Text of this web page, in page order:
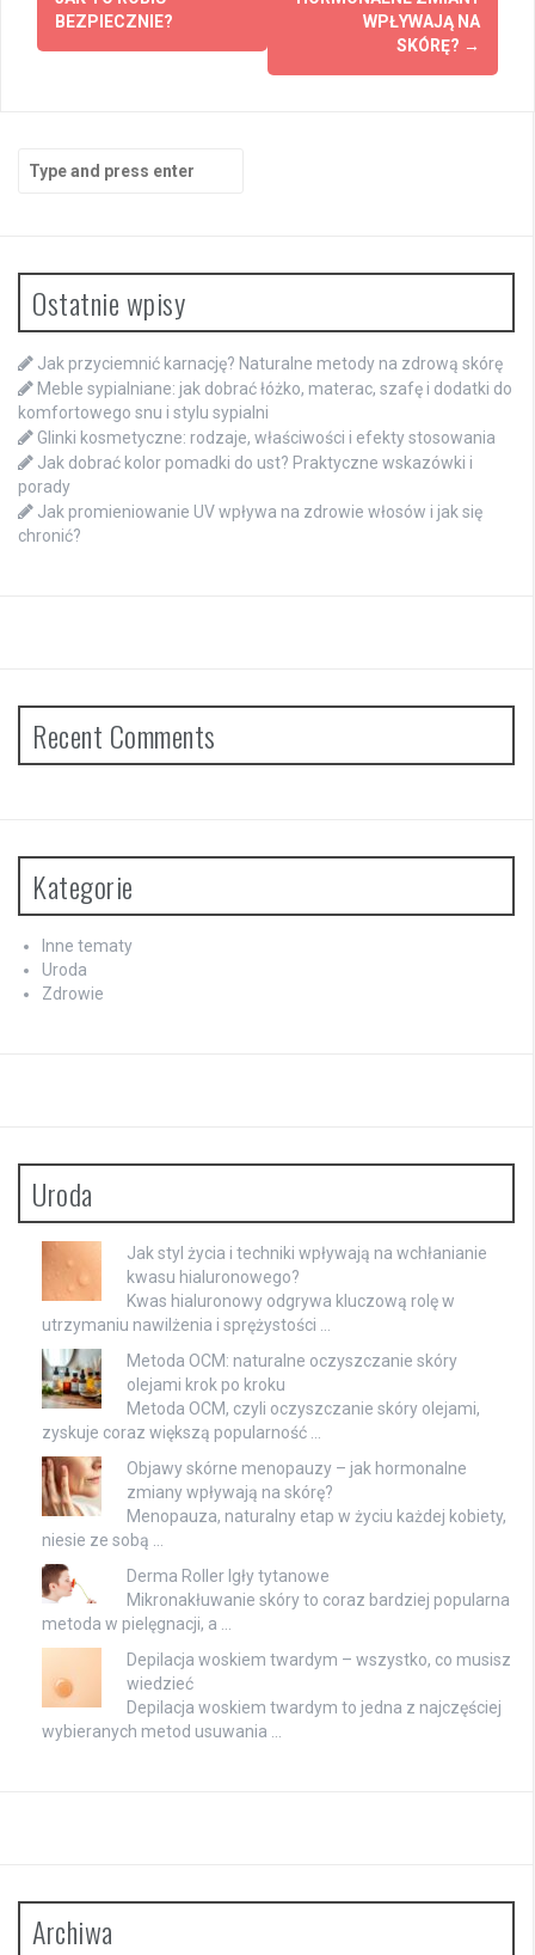
BEZPIECZNIE?
WPŁYWAJĄ NA
SKÓRĘ? →
for:
Ostatnie wpisy
Jak przyciemnić karnację? Naturalne metody na zdrową skórę
Meble sypialniane: jak dobrać łóżko, materac, szafę i dodatki do
komfortowego snu i stylu sypialni
Glinki kosmetyczne: rodzaje, właściwości i efekty stosowania
Jak dobrać kolor pomadki do ust? Praktyczne wskazówki i
porady
Jak promieniowanie UV wpływa na zdrowie włosów i jak się
chronić?
Recent Comments
Kategorie
Inne tematy
Uroda
Zdrowie
Uroda
Jak styl życia i techniki wpływają na wchłanianie
kwasu hialuronowego?
Kwas hialuronowy odgrywa kluczową rolę w
utrzymaniu nawilżenia i sprężystości …
Metoda OCM: naturalne oczyszczanie skóry
olejami krok po kroku
Metoda OCM, czyli oczyszczanie skóry olejami,
zyskuje coraz większą popularność …
Objawy skórne menopauzy – jak hormonalne
zmiany wpływają na skórę?
Menopauza, naturalny etap w życiu każdej kobiety,
niesie ze sobą …
Derma Roller Igły tytanowe
Mikronakłuwanie skóry to coraz bardziej popularna
metoda w pielęgnacji, a …
Depilacja woskiem twardym – wszystko, co musisz
wiedzieć
Depilacja woskiem twardym to jedna z najczęściej
wybieranych metod usuwania …
Archiwa